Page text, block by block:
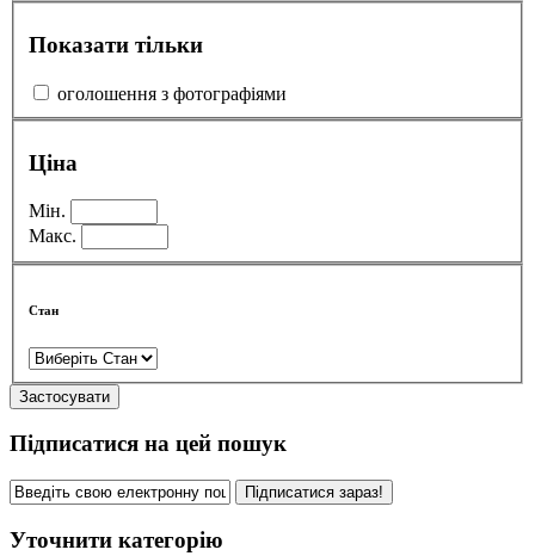
Показати тільки
оголошення з фотографіями
Ціна
Мін.
Макс.
Стан
Застосувати
Підписатися на цей пошук
Підписатися зараз!
Уточнити категорію